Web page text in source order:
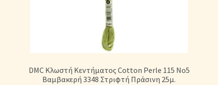
DMC Κλωστή Κεντήματος Cotton Perle 115 No5
Βαμβακερή 3348 Στριφτή Πράσινη 25μ.